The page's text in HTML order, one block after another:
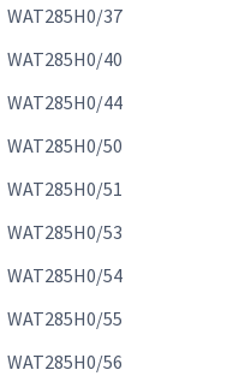
WAT285H0/37
WAT285H0/40
WAT285H0/44
WAT285H0/50
WAT285H0/51
WAT285H0/53
WAT285H0/54
WAT285H0/55
WAT285H0/56